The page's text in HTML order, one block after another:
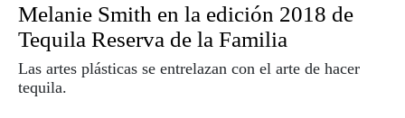
Melanie Smith en la edición 2018 de
Tequila Reserva de la Familia
Las artes plásticas se entrelazan con el arte de hacer
tequila.